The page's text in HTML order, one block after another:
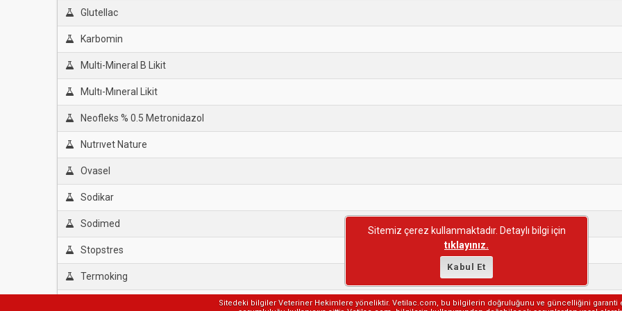
Glutellac
Karbomin
Multi-Mineral B Likit
Multı-Mıneral Likit
Neofleks % 0.5 Metronidazol
Nutrıvet Nature
Ovasel
Sodikar
Sodimed
Stopstres
Termoking
Sitedeki bilgiler Veteriner Hekimlere yöneliktir. Vetilac.com, bu bilgilerin doğruluğunu ve güncelliğini garanti
Sitemiz çerez kullanmaktadır. Detaylı bilgi için
tıklayınız.
Kabul Et